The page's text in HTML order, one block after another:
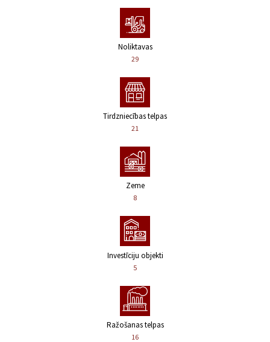
Noliktavas
29
Tirdzniecības telpas
21
Zeme
8
Investīciju objekti
5
Ražošanas telpas
16